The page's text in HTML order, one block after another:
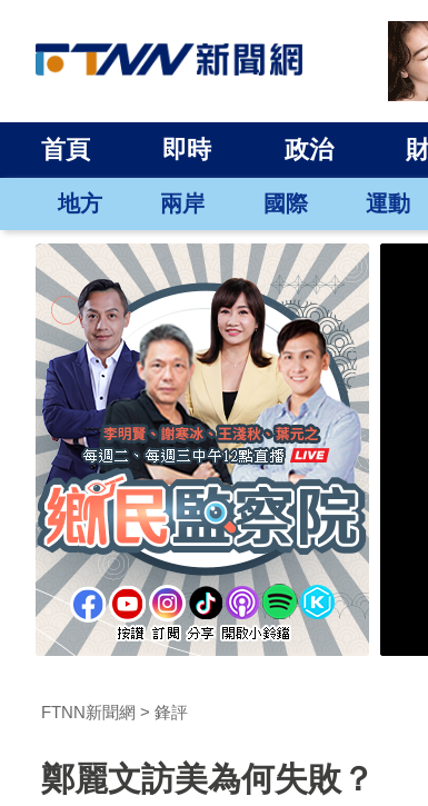
首頁 即時 政治
地方 兩岸 國際 運動
FTNN新聞網 鋒評
鄭麗文訪美為何失敗？